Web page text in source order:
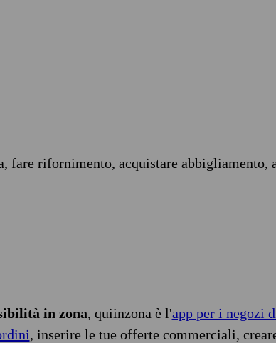
fare rifornimento, acquistare abbigliamento,
in zona, quiinzona è l'app per i negozi
, inserire le tue offerte commerciali,